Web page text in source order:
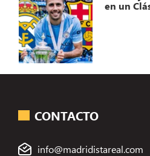
en un
CONTACTO
info@madridistareal.com